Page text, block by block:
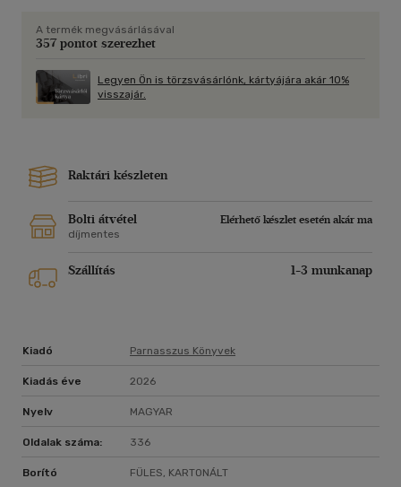
A termék megvásárlásával
357 pontot szerezhet
Legyen Ön is törzsvásárlónk, kártyájára akár 10%
visszajár.
Raktári készleten
Bolti átvétel
Elérhető készlet esetén akár ma
díjmentes
Szállítás 1-3 munkanap
Kiadó Parnasszus Könyvek
Kiadás éve 2026
Nyelv MAGYAR
Oldalak száma: 336
Borító FÜLES, KARTONÁLT